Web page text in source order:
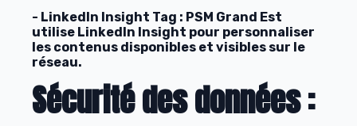
- LinkedIn Insight Tag : PSM Grand Est
utilise LinkedIn Insight pour personnaliser
les contenus disponibles et visibles sur le
réseau.
Sécurité des données :